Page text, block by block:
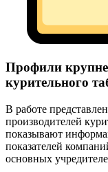
Профили
курительного
В работе
производителей
показывают
показателей
основных